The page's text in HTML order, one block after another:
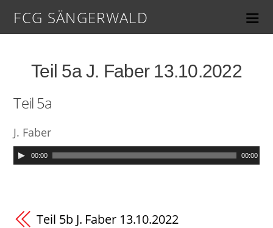
FCG SÄNGERWALD
Teil 5a J. Faber 13.10.2022
Teil 5a
J. Faber
00:00 00:00
Teil 5b J. Faber 13.10.2022